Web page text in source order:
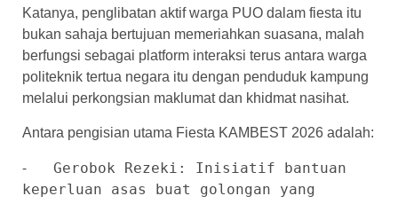
Katanya, penglibatan aktif warga PUO dalam fiesta itu
bukan sahaja bertujuan memeriahkan suasana, malah
berfungsi sebagai platform interaksi terus antara warga
politeknik tertua negara itu dengan penduduk kampung
melalui perkongsian maklumat dan khidmat nasihat.
​Antara pengisian utama Fiesta KAMBEST 2026 adalah:
⁃   Gerobok Rezeki: Inisiatif bantuan
keperluan asas buat golongan yang